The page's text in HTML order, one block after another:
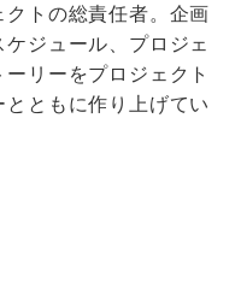
クトの総責任者。企画
ケジュール、プロジェ
ーリーをプロジェクト
とともに作り上げてい